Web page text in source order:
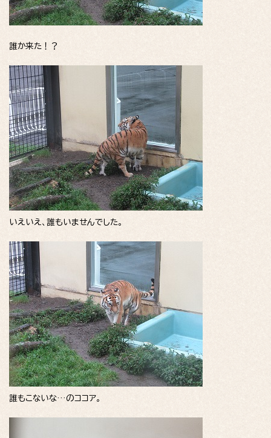
誰か来た！？
いえいえ、誰もいませんでした。
誰もこないな…のココア。